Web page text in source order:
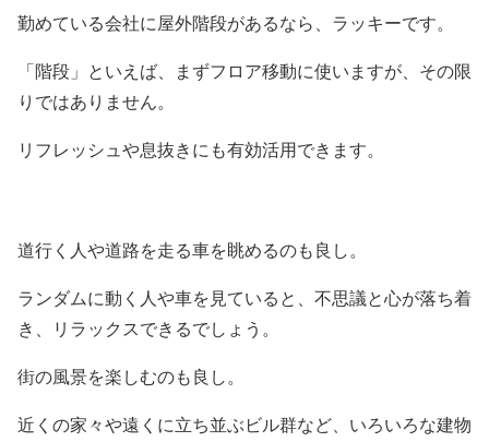
勤めている会社に屋外階段があるなら、ラッキーです。
「階段」といえば、まずフロア移動に使いますが、その限
りではありません。
リフレッシュや息抜きにも有効活用できます。
道行く人や道路を走る車を眺めるのも良し。
ランダムに動く人や車を見ていると、不思議と心が落ち着
き、リラックスできるでしょう。
街の風景を楽しむのも良し。
近くの家々や遠くに立ち並ぶビル群など、いろいろな建物